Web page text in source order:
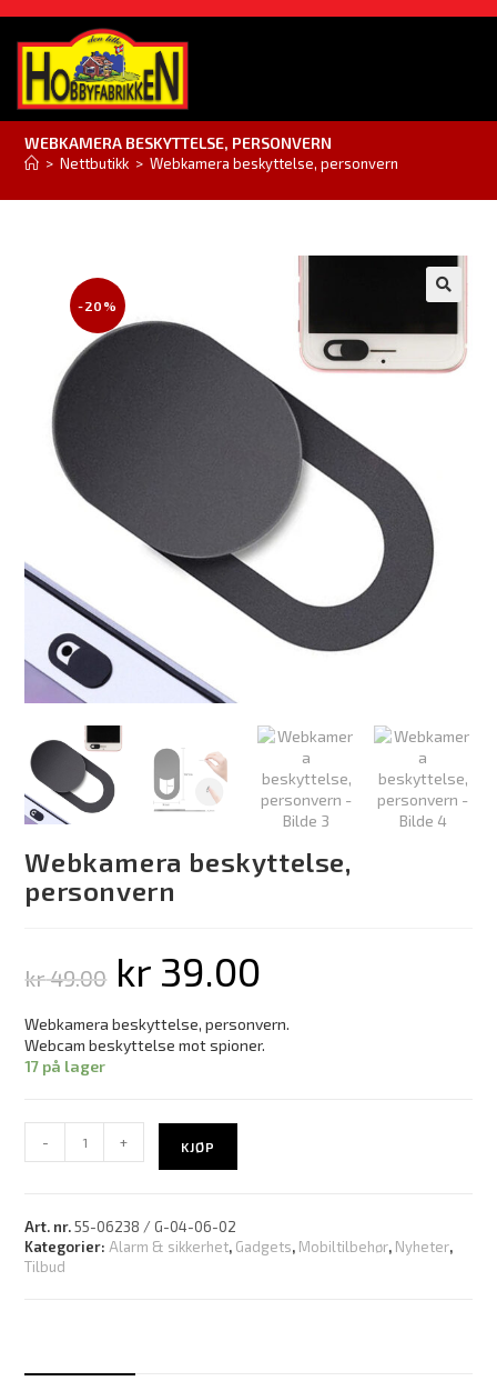
WEBKAMERA BESKYTTELSE, PERSONVERN
> Nettbutikk > Webkamera beskyttelse, personvern
-20%
Webkamera beskyttelse,
personvern
kr49.00 kr 39.00
Webkamera beskyttelse, personvern.
Webcam beskyttelse mot spioner.
17 på lager
- + KJØP
Art. nr.55-06238 / G-04-06-02
Kategorier: Alarm & sikkerhet, Gadgets, Mobiltilbehør, Nyheter,
Tilbud